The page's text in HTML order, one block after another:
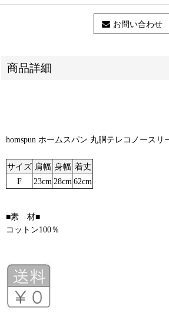
お問い合わせ
商品詳細
homspun ホームスパン 丸胴テレコノースリ
サイズ 肩幅 身幅 着丈
F
23cm 28cm 62cm
■素 材■
コットン100％